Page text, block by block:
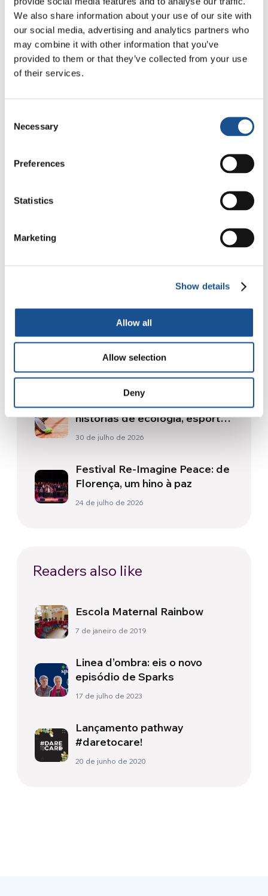
We also share information about your use of our site with
our social media, advertising and analytics partners who
may combine it with other information that you’ve
provided to them or that they’ve collected from your use
of their services.
Selection
Necessary
Preferences
Statistics
Marketing
Show details
Allow all
Allow selection
Deny
exploração”.
Há outras reflexões do Pontífice, mas as breves
citações elencadas já são suficientes para nos
conscientizar de quanto a caridade é algo
enorme e precioso, mas também exigente. Para
nacionalidades, culturas, religiões, profissões e
significa para elas e como a encarnam na
A Odisseia, de Christopher
Nolan: Ulisses e a
amanhecer
5 de agosto de 2026
Da América do Sul, três
histórias de ecologia, esporte
e saúde
30 de julho de 2026
Festival Re-Imagine Peace: de
Florença, um hino à paz
24 de julho de 2026
Readers also like
Escola Maternal Rainbow
7 de janeiro de 2019
Linea d’ombra: eis o novo
episódio de Sparks
17 de julho de 2023
Lançamento pathway
#daretocare!
20 de junho de 2020